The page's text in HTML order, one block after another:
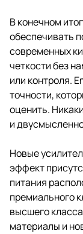
В конечном
обеспечивать
современных
четкости без
или контроля.
точности,
оценить.
и
Новые
эффект
питания
премиального
высшего
материалы и